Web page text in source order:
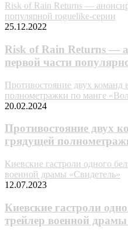
Risk of Rain Returns —
популярной roguelike-серии
25.12.2022
Risk of Rain Returns —
первой части
Противостояние двух команд
полнометражки по манге
20.02.2024
Противостояние двух
грядущей
Киевские гастроли одного
военной драмы «Свидетель»
12.07.2023
Киевские гастроли
трейлер военной